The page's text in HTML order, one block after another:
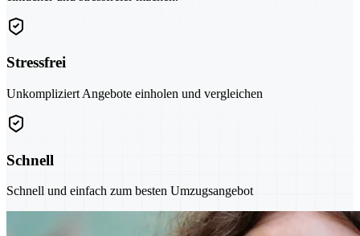
Stressfrei
Unkompliziert Angebote einholen und vergleichen
Schnell
Schnell und einfach zum besten Umzugsangebot